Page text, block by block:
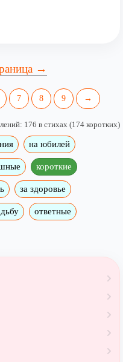
→
7 8 9 →
176 в стихах (174 коротких)
на юбилей
короткие
за здоровье
ответные